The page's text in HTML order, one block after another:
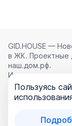
GID.HOUSE —
в ЖК. Проектные
наш.дом.рф.
Использование
соглашением
,
Политикой
ООО
Пользуясь